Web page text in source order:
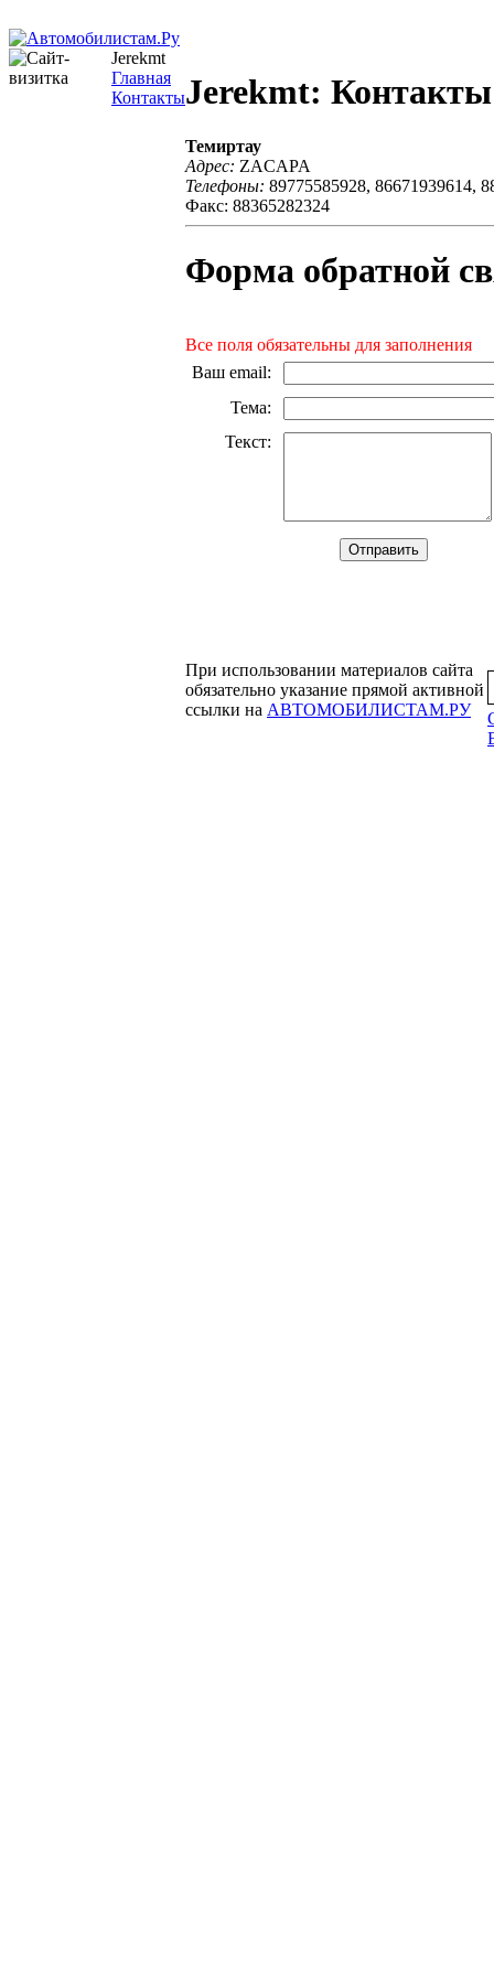
Jerekmt
Главная
КонтактыJerekmt: Контакты
Темиртау
Адрес: ZACAPA
Телефоны: 89775585928, 86671939614,
Факс: 88365282324
Форма обратной
Все поля обязательны для заполнения
Ваш email:
Тема:
Текст:
При использовании материалов сайта
обязательно указание прямой активной
ссылки на АВТОМОБИЛИСТАМ.РУ